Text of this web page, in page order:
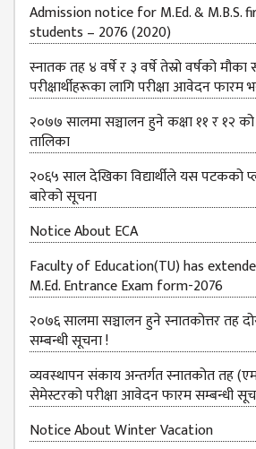
Admission notice for M.Ed. & M.B.S.
students – 2076 (2020)
स्नातक तह ४ वर्षे र ३ वर्षे तेस्रो वर्षको मौका
परीक्षार्थीहरूका लागि परीक्षा आवेदन फारम
२०७७ सालमा सञ्चालन हुने कक्षा ११ र १२ को
तालिका
२०६५ साल देखिका विद्यार्थीले यस पटकको
बारेको सूचना
Notice About ECA
Faculty of Education(TU) has
M.Ed. Entrance Exam form-2076
२०७६ सालमा सञ्चालन हुने स्नातकोत्तर तह
सम्बन्धी सूचना !
व्यवस्थापन संकाय अन्तर्गत स्नातकोत तह
सेमेस्टरको परीक्षा आवेदन फारम सम्बन्धी
Notice About Winter Vacation